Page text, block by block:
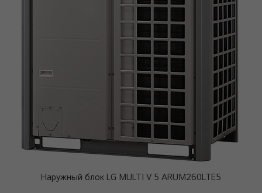
Наружный блок LG MULTI V 5 ARUM260LTE5